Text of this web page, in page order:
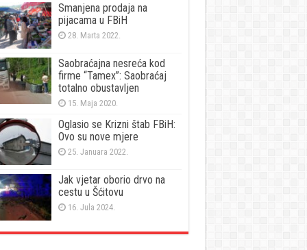
Smanjena prodaja na
pijacama u FBiH
28. Marta 2022.
Saobraćajna nesreća kod
firme “Tamex”: Saobraćaj
totalno obustavljen
15. Maja 2020.
Oglasio se Krizni štab FBiH:
Ovo su nove mjere
25. Januara 2022.
Jak vjetar oborio drvo na
cestu u Šćitovu
16. Jula 2024.